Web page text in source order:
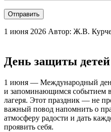
Отправить
1 июня 2026 Автор: Ж.В.
День защиты
1 июня — Международный
и запоминающимся событием
лагеря. Этот праздник — не
важный повод напомнить о
атмосферу радости и дать
проявить себя.